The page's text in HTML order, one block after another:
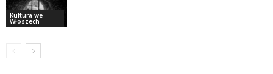
Kultura we
Włoszech